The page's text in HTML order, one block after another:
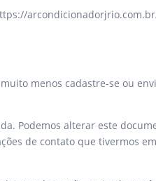
menos cadastre-se ou
Podemos alterar este
de contato que tivermos